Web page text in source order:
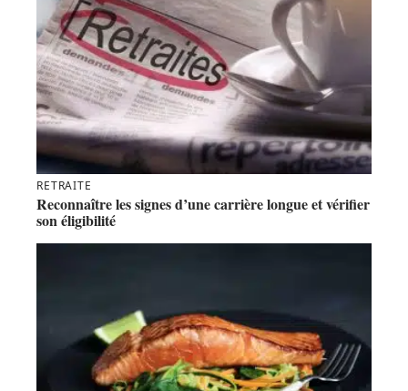
RETRAITE
Reconnaître les signes d’une carrière longue et vérifier
son éligibilité